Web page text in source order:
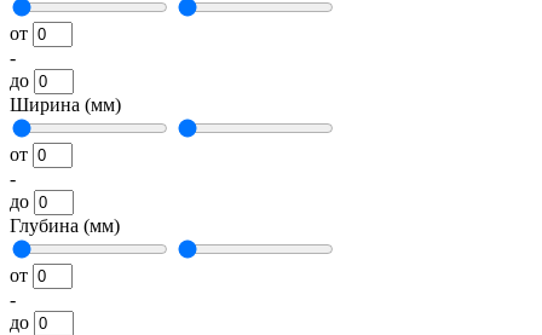
от
-
до
Ширина (мм)
от
-
до
Глубина (мм)
от
-
до